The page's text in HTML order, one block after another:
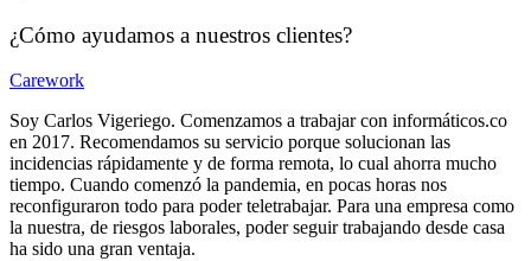
¿Cómo ayudamos a nuestros clientes?
Carework
Soy Carlos Vigeriego. Comenzamos a trabajar con informáticos.co
en 2017. Recomendamos su servicio porque solucionan las
incidencias rápidamente y de forma remota, lo cual ahorra mucho
tiempo. Cuando comenzó la pandemia, en pocas horas nos
reconfiguraron todo para poder teletrabajar. Para una empresa como
la nuestra, de riesgos laborales, poder seguir trabajando desde casa
ha sido una gran ventaja.